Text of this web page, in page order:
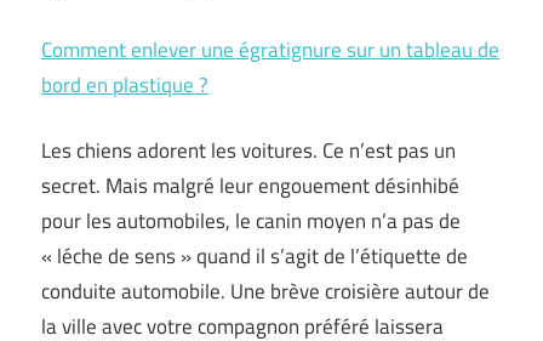
Comment enlever une égratignure sur un tableau de
bord en plastique ?
Les chiens adorent les voitures. Ce n’est pas un
secret. Mais malgré leur engouement désinhibé
pour les automobiles, le canin moyen n’a pas de
« léche de sens » quand il s’agit de l’étiquette de
conduite automobile. Une brève croisière autour de
la ville avec votre compagnon préféré laissera